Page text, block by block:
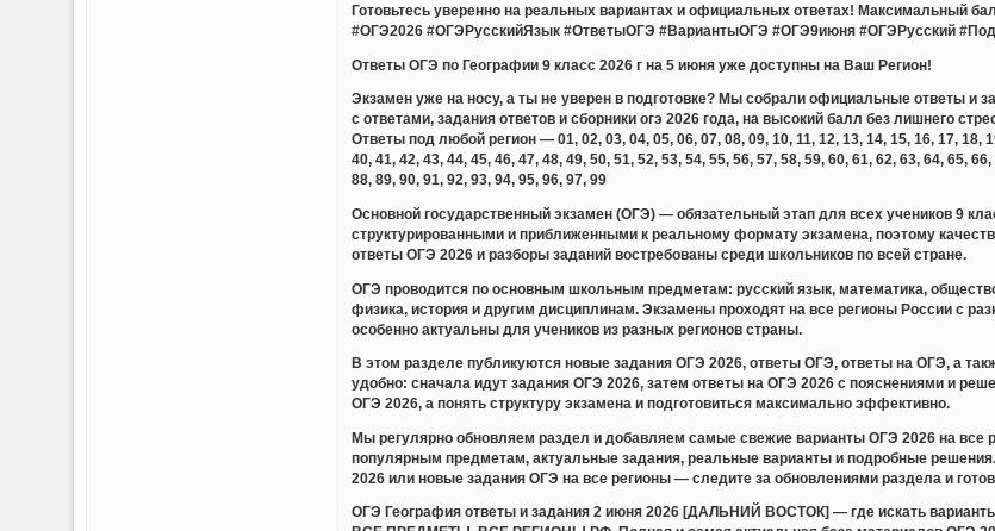
Готовьтесь уверенно на реальных вариантах и официальных ответах! Максимальный
#ОГЭ2026 #ОГЭРусскийЯзык #ОтветыОГЭ #ВариантыОГЭ #ОГЭ9июня #ОГЭРусский
Ответы ОГЭ по Географии 9 класс 2026 г на 5 июня уже доступны на Ваш Регион!
Экзамен уже на носу, а ты не уверен в подготовке? Мы собрали официальные ответы и
с ответами, задания ответов и сборники огэ 2026 года, на высокий балл без лишнего
Ответы под любой регион — 01, 02, 03, 04, 05, 06, 07, 08, 09, 10, 11, 12, 13, 14, 15, 16, 17, 18,
40, 41, 42, 43, 44, 45, 46, 47, 48, 49, 50, 51, 52, 53, 54, 55, 56, 57, 58, 59, 60, 61, 62, 63, 64, 65,
88, 89, 90, 91, 92, 93, 94, 95, 96, 97, 99
Основной государственный экзамен (ОГЭ) — обязательный этап для всех учеников 9
структурированными и приближенными к реальному формату экзамена, поэтому
ответы ОГЭ 2026 и разборы заданий востребованы среди школьников по всей стране.
ОГЭ проводится по основным школьным предметам: русский язык, математика,
физика, история и другим дисциплинам. Экзамены проходят на все регионы России с
особенно актуальны для учеников из разных регионов страны.
В этом разделе публикуются новые задания ОГЭ 2026, ответы ОГЭ, ответы на ОГЭ, а
удобно: сначала идут задания ОГЭ 2026, затем ответы на ОГЭ 2026 с пояснениями и
ОГЭ 2026, а понять структуру экзамена и подготовиться максимально эффективно.
Мы регулярно обновляем раздел и добавляем самые свежие варианты ОГЭ 2026 на все
популярным предметам, актуальные задания, реальные варианты и подробные
2026 или новые задания ОГЭ на все регионы — следите за обновлениями раздела и
ОГЭ География ответы и задания 2 июня 2026 [ДАЛЬНИЙ ВОСТОК] — где искать